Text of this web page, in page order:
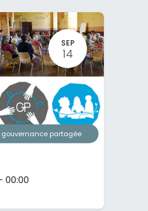
SEP
14
gouvernance partagée
00:00